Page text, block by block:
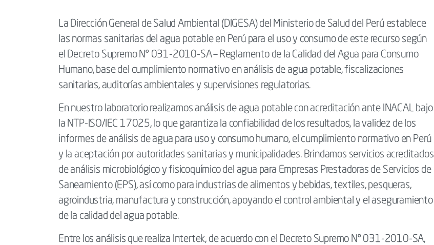
La Dirección General de Salud Ambiental (DIGESA) del Ministerio de Salud del Perú establece
las normas sanitarias del agua potable en Perú para el uso y consumo de este recurso según
el Decreto Supremo N° 031-2010-SA – Reglamento de la Calidad del Agua para Consumo
Humano, base del cumplimiento normativo en análisis de agua potable, fiscalizaciones
sanitarias, auditorías ambientales y supervisiones regulatorias.
En nuestro laboratorio realizamos análisis de agua potable con acreditación ante INACAL bajo
la NTP-ISO/IEC 17025, lo que garantiza la confiabilidad de los resultados, la validez de los
informes de análisis de agua para uso y consumo humano, el cumplimiento normativo en Perú
y la aceptación por autoridades sanitarias y municipalidades. Brindamos servicios acreditados
de análisis microbiológico y fisicoquímico del agua para Empresas Prestadoras de Servicios de
Saneamiento (EPS), así como para industrias de alimentos y bebidas, textiles, pesqueras,
agroindustria, manufactura y construcción, apoyando el control ambiental y el aseguramiento
de la calidad del agua potable.
Entre los análisis que realiza Intertek, de acuerdo con el Decreto Supremo N° 031-2010-SA,